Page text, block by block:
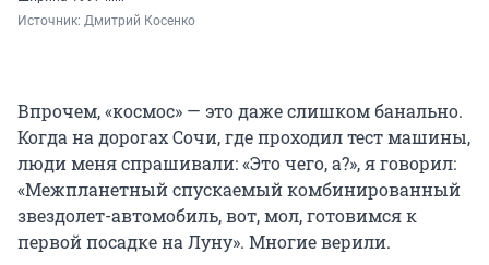
Источник: Дмитрий Косенко
Впрочем, «космос» — это даже слишком банально.
Когда на дорогах Сочи, где проходил тест машины,
люди меня спрашивали: «Это чего, а?», я говорил:
«Межпланетный спускаемый комбинированный
звездолет-автомобиль, вот, мол, готовимся к
первой посадке на Луну». Многие верили.